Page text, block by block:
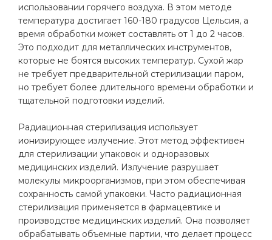
использовании горячего воздуха. В этом методе
температура достигает 160-180 градусов Цельсия, а
время обработки может составлять от 1 до 2 часов.
Это подходит для металлических инструментов,
которые не боятся высоких температур. Сухой жар
не требует предварительной стерилизации паром,
но требует более длительного времени обработки и
тщательной подготовки изделий.
Радиационная стерилизация использует
ионизирующее излучение. Этот метод эффективен
для стерилизации упаковок и одноразовых
медицинских изделий. Излучение разрушает
молекулы микроорганизмов, при этом обеспечивая
сохранность самой упаковки. Часто радиационная
стерилизация применяется в фармацевтике и
производстве медицинских изделий. Она позволяет
обрабатывать объемные партии, что делает процесс